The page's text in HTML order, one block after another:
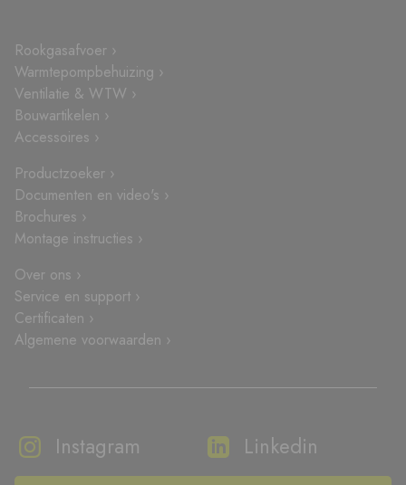
Rookgasafvoer ›
Warmtepompbehuizing ›
Ventilatie & WTW ›
Bouwartikelen ›
Accessoires ›
Productzoeker ›
Documenten en video's ›
Brochures ›
Montage instructies ›
Over ons ›
Service en support ›
Certificaten ›
Algemene voorwaarden ›
Instagram Linkedin